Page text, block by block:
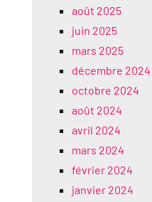
août 2025
juin 2025
mars 2025
décembre 2024
octobre 2024
août 2024
avril 2024
mars 2024
février 2024
janvier 2024